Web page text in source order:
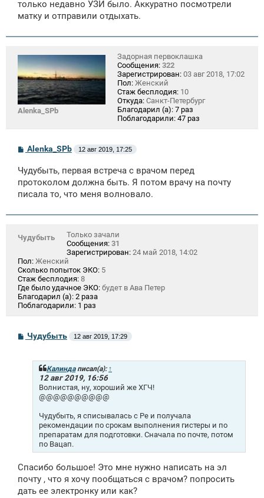
только недавно УЗИ было. Аккуратно посмотрели
матку и отправили отдыхать.
Alenka_SPb
Задорная первоклашка
Сообщения: 322
Зарегистрирован: 03 авг 2018, 17:02
Пол: Женский
Стаж бесплодия: 10
Откуда: Санкт-Петербург
Благодарил (а): 7 раз
Поблагодарили: 47 раз
С
б
щ
е
н
е
Alenka_SPb 12 авг 2019, 17:25
Чудубыть, первая встреча с врачом перед
протоколом должна быть. Я потом врачу на почту
писала то, что меня волновало.
Чудубыть
Только зачали
Сообщения: 31
Зарегистрирован: 24 май 2018, 14:02
Пол: Женский
Сколько попыток ЭКО: 5
Стаж бесплодия: 8
Где было удачное ЭКО: будет в Ава Петер
Благодарил (а): 2 раза
Поблагодарили: 1 раз
СЧудубыть 12 авг 2019, 17:29
Калиндаписал(а): ↑
12 авг 2019, 16:56
Волнистая, ну, хороший же ХГЧ!
@@@@@@@@@@
Чудубыть, я списывалась с Ре и получала
рекомендации по срокам выполнения гистеры и по
препаратам для подготовки. Сначала по почте, потом
по Вацап.
Спасибо большое! Это мне нужно написать на эл
почту , что я хочу пообщаться с врачом? попросить
дать ее электронку или как?